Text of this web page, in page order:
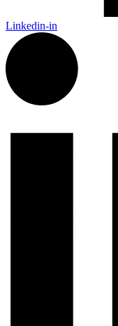
Linkedin-in